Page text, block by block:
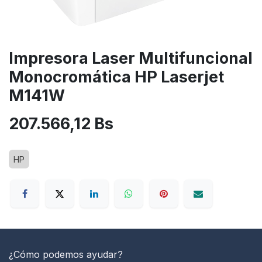
Impresora Laser Multifuncional
Monocromática HP Laserjet
M141W
207.566,12 Bs
HP
¿Cómo podemos ayudar?